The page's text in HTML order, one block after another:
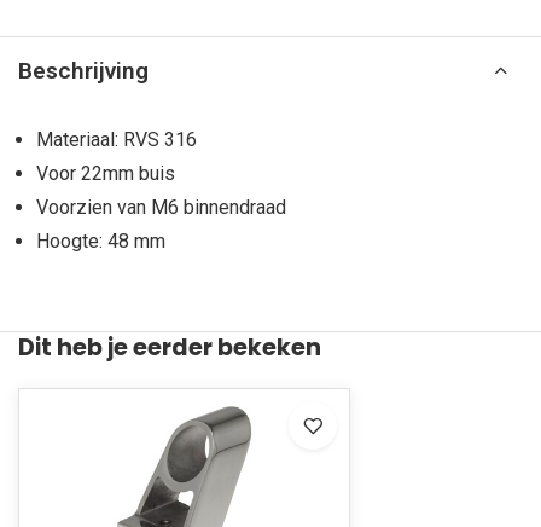
Beschrijving
Materiaal: RVS 316
Voor 22mm buis
Voorzien van M6 binnendraad
Hoogte: 48 mm
Dit heb je eerder bekeken